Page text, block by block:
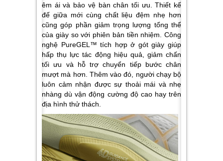
êm ái và bảo vệ bàn chân tối ưu. Thiết kế
đế giữa mới cùng chất liệu đệm nhẹ hơn
cũng góp phần giảm trọng lượng tổng thể
của giày so với phiên bản tiền nhiệm. Công
nghệ PureGEL™ tích hợp ở gót giày giúp
hấp thụ lực tác động hiệu quả, giảm chấn
tối ưu và hỗ trợ chuyển tiếp bước chân
mượt mà hơn. Thêm vào đó, người chạy bộ
luôn cảm nhận được sự thoải mái và nhẹ
nhàng dù vận động cường độ cao hay trên
địa hình thử thách.